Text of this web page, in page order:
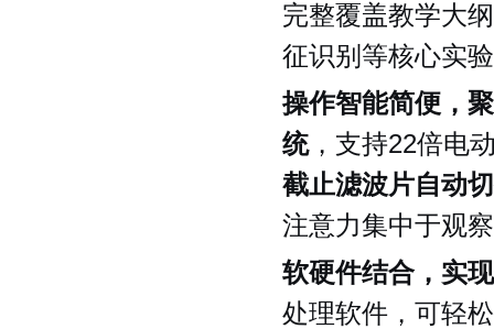
完整覆盖教学大
征识别等核心实
操作智能简便，
统，支持22倍电
截止滤波片自动
注意力集中于观
软硬件结合，实
处理软件，可轻